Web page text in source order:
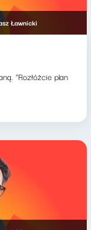
Ławnicki
"Rozłóżcie plan